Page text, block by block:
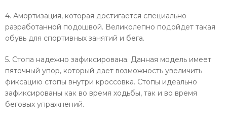
4. Амортизация, которая достигается специально
разработанной подошвой. Великолепно подойдет такая
обувь для спортивных занятий и бега.
5. Стопа надежно зафиксирована. Данная модель имеет
пяточный упор, который дает возможность увеличить
фиксацию стопы внутри кроссовка. Стопы идеально
зафиксированы как во время ходьбы, так и во время
беговых упражнений.